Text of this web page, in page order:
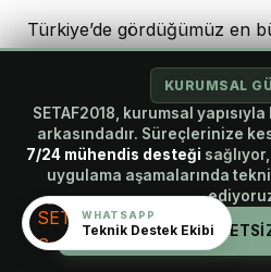
Türkiye’de gördüğümüz en
raporda yatak
plaka için verilen yatak
bu değerlerin Temlin gerçek
düzeltilmemesinden
yatak katsayısı oturmalara
ğerlerle statik hesap
değerleriyle, statik hesap
çökme değerlerinin birbirine
KURUMSAL
SETAF2018, kurumsal
arkasındadır. Süreçlerinize
7/24 mühendis desteği
uygulama aşamalarında
HEMEN
WHATSAPP
Teknik Destek Ekibi